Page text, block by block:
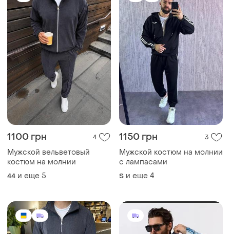
1100 грн 4
Мужской вельветовый
костюм на молнии
44 и еще 5
1150 грн 3
Мужской костюм на молнии
с лампасами
S и еще 4